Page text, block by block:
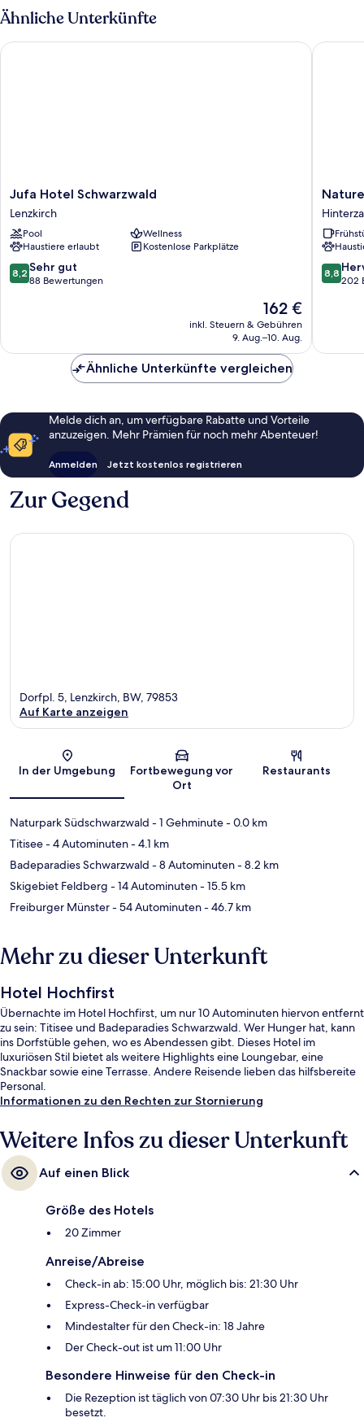
Ähnliche Unterkünfte
Jufa
Hotel
Schwarzwald
Lenzkirch
Jufa Hotel Schwarzwald
Lenzkirch
Pool
Wellness
Haustiere erlaubt
Kostenlose Parkplätze
8.2
von
Bewertungen
8,2 Sehr gut
88 Bewertungen
Der
Preis
beträgt
162 €
inkl. Steuern & Gebühren
9. Aug.–10. Aug.
Jufa Hotel Schwarzwald
Nature
Titisee
8.8
von
8,8
202
Nature
Ähnliche Unterkünfte vergleichen
Melde dich an, um verfügbare Rabatte und Vorteile
anzuzeigen. Mehr Prämien für noch mehr Abenteuer!
Anmelden Jetzt kostenlos registrieren
Zur Gegend
Karte
Dorfpl. 5, Lenzkirch, BW, 79853
Auf Karte anzeigen
In der Umgebung
Fortbewegung vor
Ort
Restaurants
Naturpark Südschwarzwald - 1 Gehminute- 0.0 km
Titisee- 4 Autominuten- 4.1 km
Badeparadies Schwarzwald - 8 Autominuten- 8.2 km
Skigebiet Feldberg - 14 Autominuten- 15.5 km
Freiburger Münster- 54 Autominuten- 46.7 km
Mehr zu dieser Unterkunft
Hotel Hochfirst
Übernachte im Hotel Hochfirst, um nur 10 Autominuten hiervon entfernt
zu sein: Titisee und Badeparadies Schwarzwald. Wer Hunger hat, kann
ins Dorfstüble gehen, wo es Abendessen gibt. Dieses Hotel im
luxuriösen Stil bietet als weitere Highlights eine Loungebar, eine
Snackbar sowie eine Terrasse. Andere Reisende lieben das hilfsbereite
Personal.
Informationen zu den Rechten zur Stornierung
Weitere Infos zu dieser Unterkunft
Auf einen Blick
Größe des Hotels
20 Zimmer
Anreise/Abreise
Check-in ab: 15:00 Uhr, möglich bis: 21:30 Uhr
Express-Check-in verfügbar
Mindestalter für den Check-in: 18 Jahre
Der Check-out ist um 11:00 Uhr
Besondere Hinweise für den Check-in
Die Rezeption ist täglich von 07:30 Uhr bis 21:30 Uhr
besetzt.